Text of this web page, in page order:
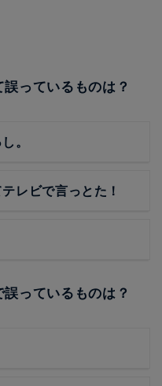
っているものは？
。
レビで言っとた！
っているものは？